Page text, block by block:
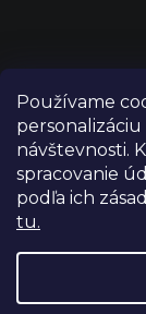
Používame
návštevnosti.
spracovanie
podľa ich
tu.
Copyright